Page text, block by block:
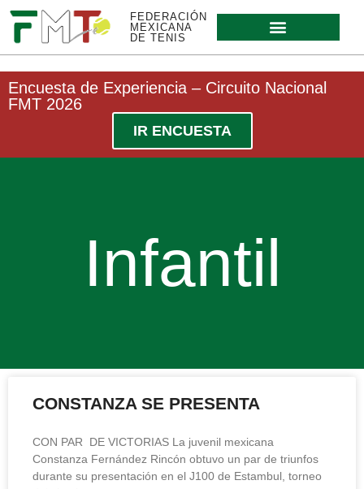
FEDERACIÓN
MEXICANA
DE TENIS
Encuesta de Experiencia – Circuito Nacional
FMT 2026
IR ENCUESTA
Infantil
CONSTANZA SE PRESENTA
CON PAR DE VICTORIAS La juvenil mexicana
Constanza Fernández Rincón obtuvo un par de triunfos
durante su presentación en el J100 de Estambul, torneo